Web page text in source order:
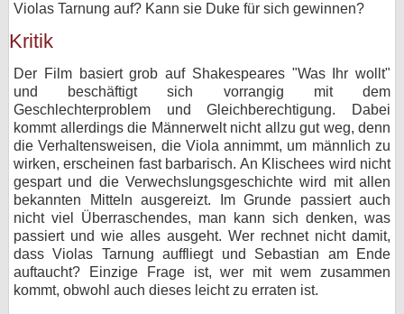
Violas Tarnung auf? Kann sie Duke für sich gewinnen?
Kritik
Der Film basiert grob auf Shakespeares "Was Ihr wollt"
und beschäftigt sich vorrangig mit dem
Geschlechterproblem und Gleichberechtigung. Dabei
kommt allerdings die Männerwelt nicht allzu gut weg, denn
die Verhaltensweisen, die Viola annimmt, um männlich zu
wirken, erscheinen fast barbarisch. An Klischees wird nicht
gespart und die Verwechslungsgeschichte wird mit allen
bekannten Mitteln ausgereizt. Im Grunde passiert auch
nicht viel Überraschendes, man kann sich denken, was
passiert und wie alles ausgeht. Wer rechnet nicht damit,
dass Violas Tarnung auffliegt und Sebastian am Ende
auftaucht? Einzige Frage ist, wer mit wem zusammen
kommt, obwohl auch dieses leicht zu erraten ist.